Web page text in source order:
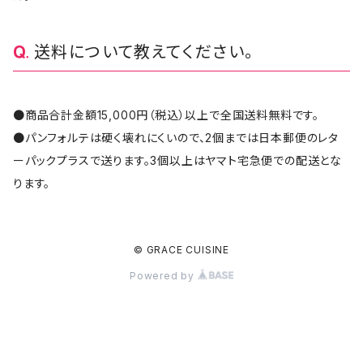
送料について教えてください。
●商品合計金額15,000円（税込）以上で全国送料無料です。
●パンフォルテは硬く壊れにくいので、2個までは日本郵便のレタ
ーパックプラスで送ります。3個以上はヤマト宅急便での配送とな
ります。
© GRACE CUISINE
Powered by